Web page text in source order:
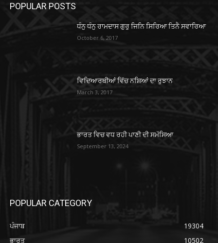
POPULAR POSTS
ਧੰਨੁ ਧੰਨੁ ਰਾਮਦਾਸ ਗੁਰੁ ਜਿਨਿ ਸਿਰਿਆ ਤਿਨੈ ਸਵਾਰਿਆ
October 6, 2017
ਵਿਦਿਆਰਥੀਆਂ ਵਿੱਚ ਨਸ਼ਿਆਂ ਦਾ ਰੁਝਾਨ
March 3, 2017
ਭਾਰਤ ਵਿਚ ਵਧ ਰਹੀ ਪਾਣੀ ਦੀ ਸਮੱਸਿਆ
September 13, 2024
POPULAR CATEGORY
ਪੰਜਾਬ
19304
ਭਾਰਤ
10502